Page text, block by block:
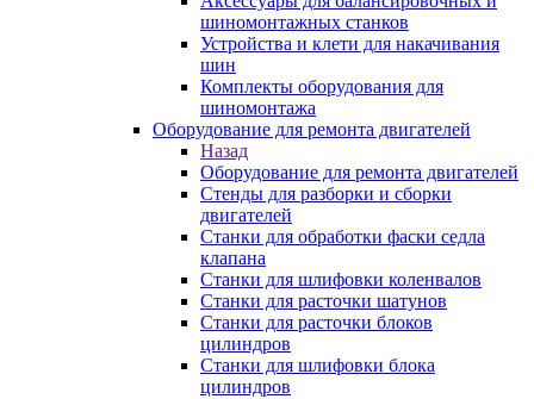
шиномонтажных станков
Устройства и клети для накачивания
шин
Комплекты оборудования для
шиномонтажа
Оборудование для ремонта двигателей
Назад
Оборудование для ремонта двигателей
Стенды для разборки и сборки
двигателей
Станки для обработки фаски седла
клапана
Станки для шлифовки коленвалов
Станки для расточки шатунов
Станки для расточки блоков
цилиндров
Станки для шлифовки блока
цилиндров